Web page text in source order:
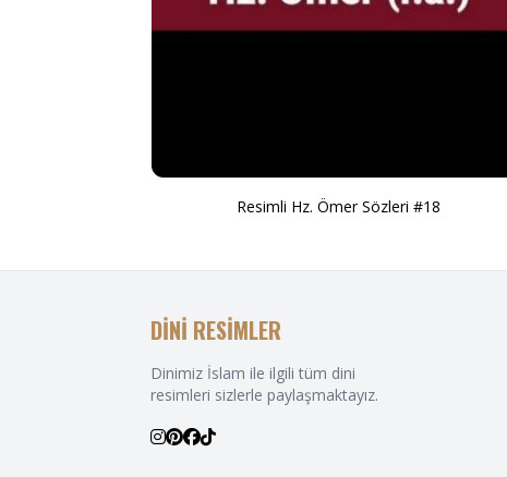
Resimli Hz. Ömer Sözleri #18
DİNİ RESİMLER
Dinimiz İslam ile ilgili tüm dini
resimleri sizlerle paylaşmaktayız.